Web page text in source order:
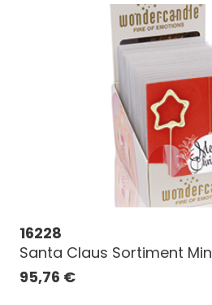
16228
Santa Claus Sortiment
95,76 €